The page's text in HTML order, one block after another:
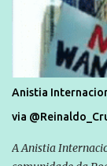
Anistia
via
A Anistia